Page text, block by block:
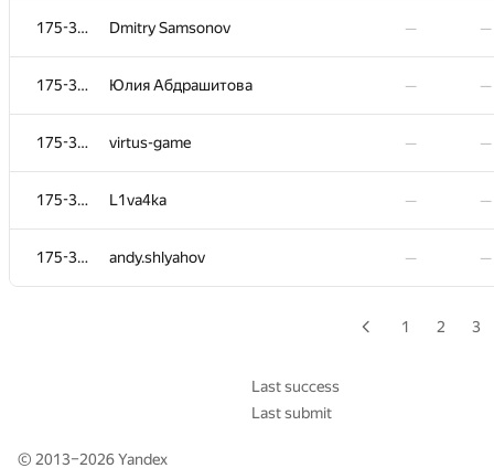
175-364 Dmitry Samsonov — —
175-364 Юлия Абдрашитова — —
175-364 virtus-game — —
175-364 L1va4ka — —
175-364 andy.shlyahov — —
kirya2604
01:38
kirill-8
01:39
a@xpixter.com
amanmittal
01:13
maxkoryukov
01:36
1 2 3
Last success
Last submit
© 2013–2026Yandex